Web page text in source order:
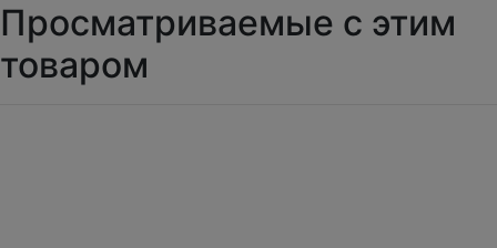
Просматриваемые с этим
товаром